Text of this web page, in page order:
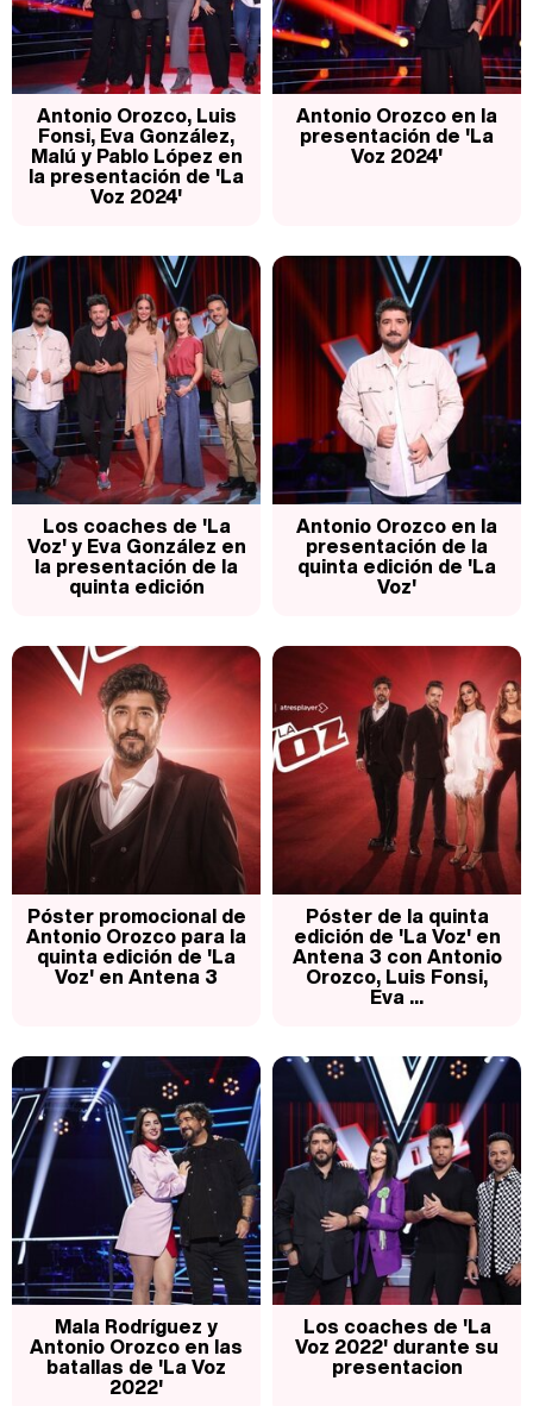
Magdalena de Suecia responde a las críticas y explica por qué le han permitido lanzar su propio negocio
Antonio Orozco, Luis
Fonsi, Eva González,
Malú y Pablo López en
la presentación de 'La
Voz 2024'
Antonio Orozco en la
presentación de 'La
Voz 2024'
Los coaches de 'La
Voz' y Eva González en
la presentación de la
quinta edición
Antonio Orozco en la
presentación de la
quinta edición de 'La
Voz'
Póster promocional de
Antonio Orozco para la
quinta edición de 'La
Voz' en Antena 3
Póster de la quinta
edición de 'La Voz' en
Antena 3 con Antonio
Orozco, Luis Fonsi,
Eva ...
Mala Rodríguez y
Antonio Orozco en las
batallas de 'La Voz
2022'
Los coaches de 'La
Voz 2022' durante su
presentacion